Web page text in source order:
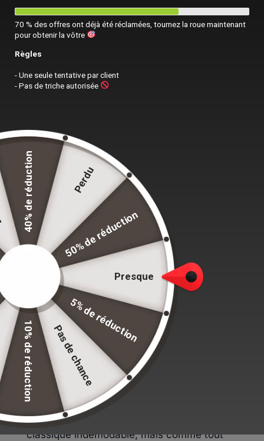
Sommaire de l'article
Introduction
Lavage en Machine
Nettoyage à la Main
Quelques Précautions
Pourquoi “Made in France” ?
Et Pour les Modèles en Cuir ?
Introduction
Le sac Longchamp pliable en toile est un
classique indémodable, mais comme tout
70 % des offres ont déjà été réclamées, tournez la roue maintenant
pour obtenir la vôtre
Règles
- Une seule tentative par client
- Pas de triche autorisée
Presque
5% de réduction
Pas de chance
10% de réduction
40% de réduction Perdu
50% de réduction